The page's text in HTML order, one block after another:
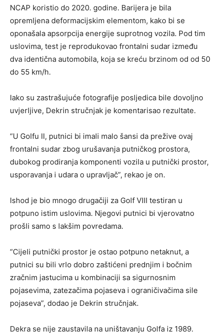
NCAP koristio do 2020. godine. Barijera je bila
opremljena deformacijskim elementom, kako bi se
oponašala apsorpcija energije suprotnog vozila. Pod tim
uslovima, test je reprodukovao frontalni sudar između
dva identična automobila, koja se kreću brzinom od od 50
do 55 km/h.
Iako su zastrašujuće fotografije posljedica bile dovoljno
uvjerljive, Dekrin stručnjak je komentarisao rezultate.
“U Golfu II, putnici bi imali malo šansi da prežive ovaj
frontalni sudar zbog urušavanja putničkog prostora,
dubokog prodiranja komponenti vozila u putnički prostor,
usporavanja i udara o upravljač”, rekao je on.
Ishod je bio mnogo drugačiji za Golf VIII testiran u
potpuno istim uslovima. Njegovi putnici bi vjerovatno
prošli samo s lakšim povredama.
“Cijeli putnički prostor je ostao potpuno netaknut, a
putnici su bili vrlo dobro zaštićeni prednjim i bočnim
zračnim jastucima u kombinaciji sa sigurnosnim
pojasevima, zatezačima pojaseva i ograničivačima sile
pojaseva”, dodao je Dekrin stručnjak.
Dekra se nije zaustavila na uništavanju Golfa iz 1989.